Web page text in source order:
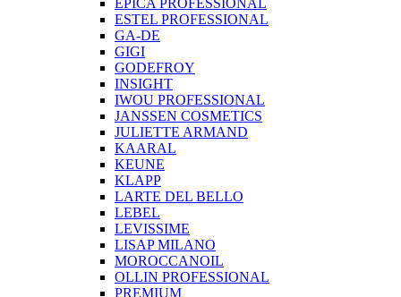
EPICA PROFESSIONAL
ESTEL PROFESSIONAL
GA-DE
GIGI
GODEFROY
INSIGHT
IWOU PROFESSIONAL
JANSSEN COSMETICS
JULIETTE ARMAND
KAARAL
KEUNE
KLAPP
LARTE DEL BELLO
LEBEL
LEVISSIME
LISAP MILANO
MOROCCANOIL
OLLIN PROFESSIONAL
PREMIUM